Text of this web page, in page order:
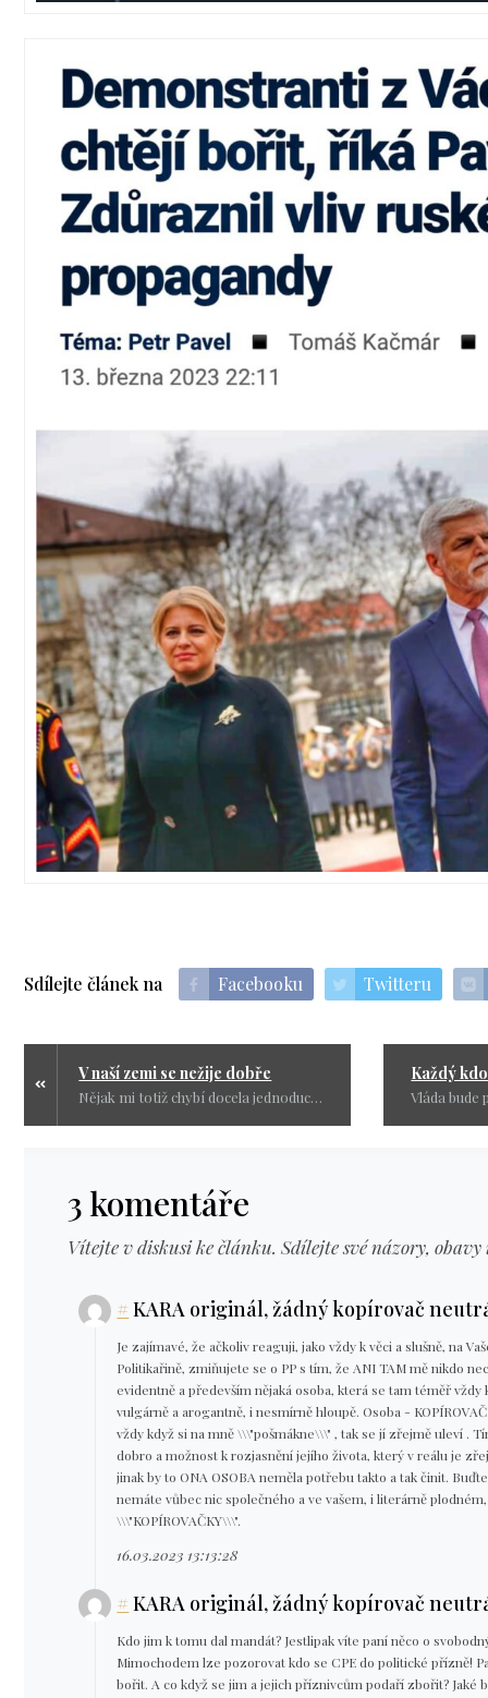
Sdílejte článek na Facebooku Twitteru
V naší zemi se nežije dobře
Nějak mi totiž chybí docela jednoduché vysvětlení proč to nejde udělat tak, jak to udělali s okradením důchodců. Jednoduše ve stavu nouze si mohou udělat nový zákon a zmrazit si platy cirka na 20 let, ale napřed si je snížit hezky na polovinu.
3 komentáře
Vítejte v diskusi ke článku. Sdílejte své názory,
#KARA originál, žádný kopírovač
Je zajímavé, že ačkoliv reaguji, jako vždy k věci a slušně, na
Politikařině, zmiňujete se o PP s tím, že ANI TAM mě nikdo
evidentně a především nějaká osoba, která se tam téměř
vulgárně a arogantně, i nesmírně hloupě. Osoba -
vždy když si na mně \\\"pošmákne\\\" , tak se jí zřejmě uleví .
dobro a možnost k rozjasnění jejího života, který v reálu je
jinak by to ONA OSOBA neměla potřebu takto a tak činit.
nemáte vůbec nic společného a ve vašem, i literárně
\\\"KOPÍROVAČKY\\\".
16.03.2023 13:13:28
#KARA originál, žádný kopírovač
Kdo jim k tomu dal mandát? Jestlipak víte paní něco o
Mimochodem lze pozorovat kdo se CPE do politické přízně!
bořit. A co když se jim a jejich příznivcům podaří zbořit? Jaké